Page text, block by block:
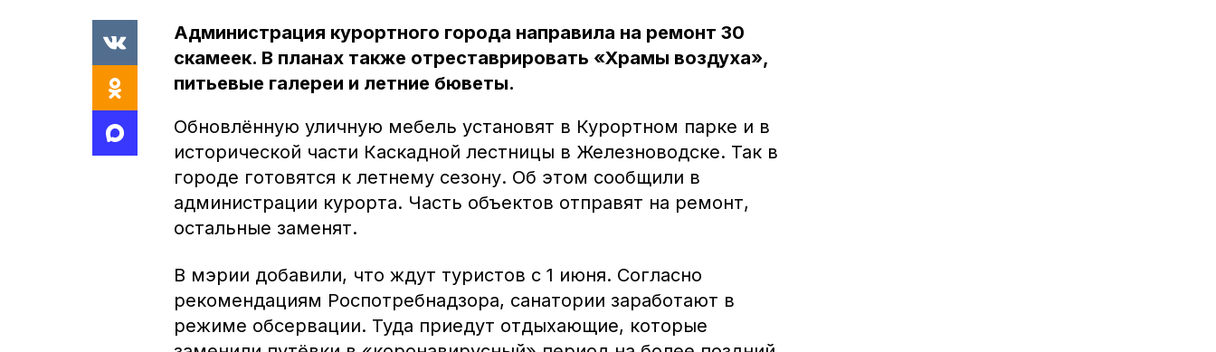
Администрация курортного города направила на ремонт 30
скамеек. В планах также отреставрировать «Храмы воздуха»,
питьевые галереи и летние бюветы.
Обновлённую уличную мебель установят в Курортном парке и в
исторической части Каскадной лестницы в Железноводске. Так в
городе готовятся к летнему сезону. Об этом сообщили в
администрации курорта. Часть объектов отправят на ремонт,
остальные заменят.
В мэрии добавили, что ждут туристов с 1 июня. Согласно
рекомендациям Роспотребнадзора, санатории заработают в
режиме обсервации. Туда приедут отдыхающие, которые